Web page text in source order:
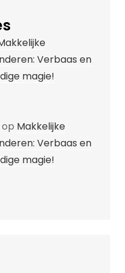
Verbaas en
magie!
op Makkelijke
Verbaas en
magie!